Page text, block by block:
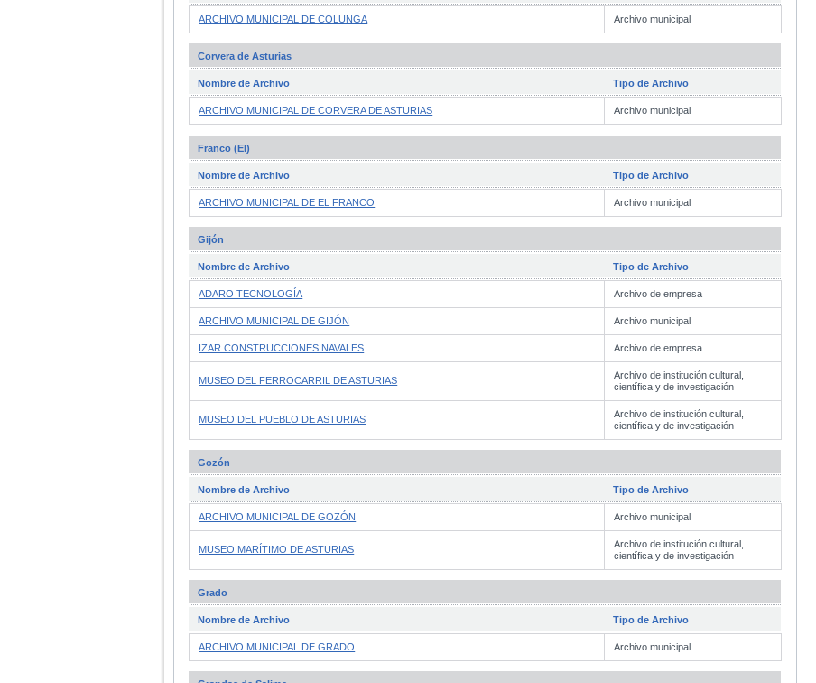
ARCHIVO MUNICIPAL DE COLUNGA Archivo municipal
Corvera de Asturias
Nombre de Archivo Tipo de Archivo
ARCHIVO MUNICIPAL DE CORVERA DE ASTURIAS Archivo municipal
Franco (El)
Nombre de Archivo Tipo de Archivo
ARCHIVO MUNICIPAL DE EL FRANCO Archivo municipal
Gijón
Nombre de Archivo Tipo de Archivo
ADARO TECNOLOGÍA Archivo de empresa
ARCHIVO MUNICIPAL DE GIJÓN Archivo municipal
IZAR CONSTRUCCIONES NAVALES Archivo de empresa
MUSEO DEL FERROCARRIL DE ASTURIAS
Archivo de institución cultural,
científica y de investigación
MUSEO DEL PUEBLO DE ASTURIAS
Archivo de institución cultural,
científica y de investigación
Gozón
Nombre de Archivo Tipo de Archivo
ARCHIVO MUNICIPAL DE GOZÓN Archivo municipal
MUSEO MARÍTIMO DE ASTURIAS
Archivo de institución cultural,
científica y de investigación
Grado
Nombre de Archivo Tipo de Archivo
ARCHIVO MUNICIPAL DE GRADO Archivo municipal